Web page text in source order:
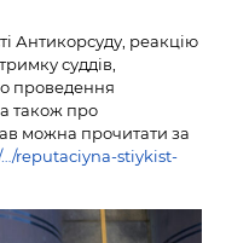
Антикорсуду, реакцію
суддів,
проведення
також про
можна прочитати за
reputaciyna-stiykist-